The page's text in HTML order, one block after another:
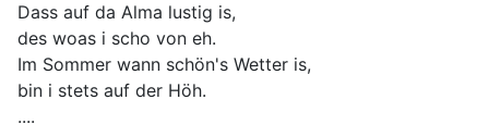
Dass auf da Alma lustig is,
des woas i scho von eh.
Im Sommer wann schön's Wetter is,
bin i stets auf der Höh.
....